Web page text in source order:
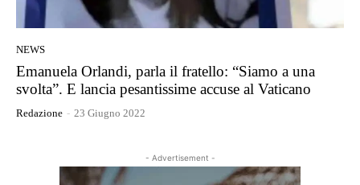
NEWS
Emanuela Orlandi, parla il fratello: “Siamo a una
svolta”. E lancia pesantissime accuse al Vaticano
Redazione - 23 Giugno 2022
- Advertisement -